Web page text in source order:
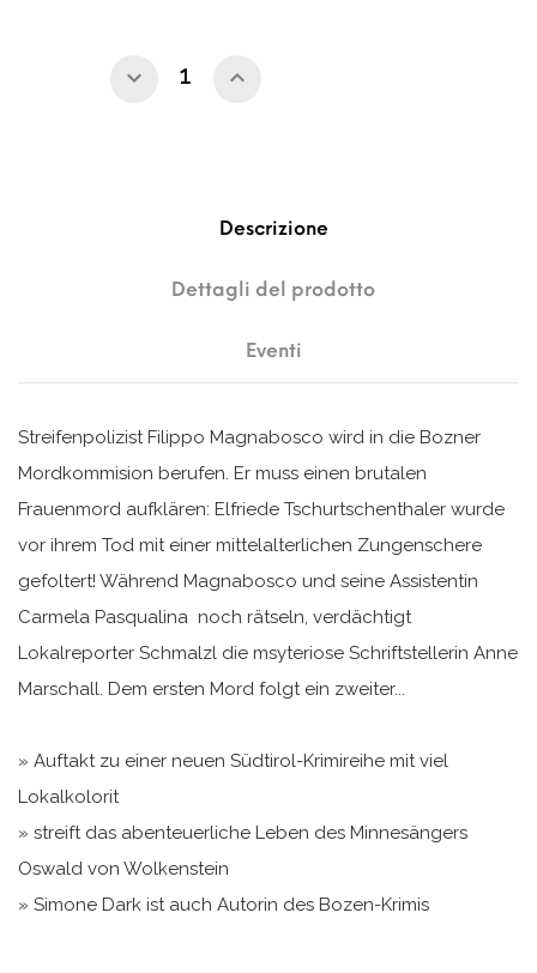
Descrizione
Dettagli del prodotto
Eventi
Streifenpolizist Filippo Magnabosco wird in die Bozner
Mordkommision berufen. Er muss einen brutalen
Frauenmord aufklären: Elfriede Tschurtschenthaler wurde
vor ihrem Tod mit einer mittelalterlichen Zungenschere
gefoltert! Während Magnabosco und seine Assistentin
Carmela Pasqualina noch rätseln, verdächtigt
Lokalreporter Schmalzl die msyteriose Schriftstellerin Anne
Marschall. Dem ersten Mord folgt ein zweiter...
» Auftakt zu einer neuen Südtirol-Krimireihe mit viel
Lokalkolorit
» streift das abenteuerliche Leben des Minnesängers
Oswald von Wolkenstein
» Simone Dark ist auch Autorin des Bozen-Krimis